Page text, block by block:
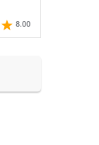
8.00